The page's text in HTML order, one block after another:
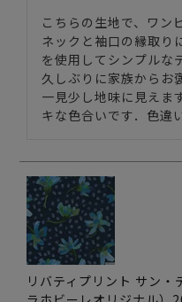
こちらの生地で、ワン
ネックと袖口の縁取り
を使用してシンプルな
久しぶりに家族からお
一見少し地味に見えま
キな色合いです．色違
リバティプリント サン